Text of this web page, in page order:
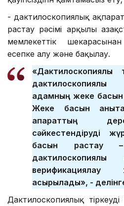
- дактилоскопиялық
растау рәсімі арқылы
мемлекеттік
есепке алу және бақылау.
«Дактилоскопиялық
дактилоскопиялық
адамның жеке басын
Жеке басын
ақпараттың
сәйкестендіруді
басын растау
асырылады», -
Дактилоскопиялық